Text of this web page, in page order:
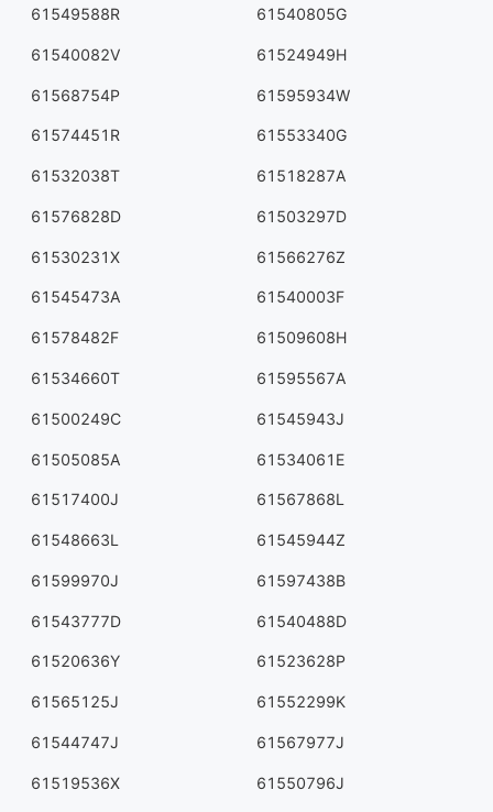
61549588R 61540805G
61540082V 61524949H
61568754P 61595934W
61574451R 61553340G
61532038T 61518287A
61576828D 61503297D
61530231X 61566276Z
61545473A 61540003F
61578482F 61509608H
61534660T 61595567A
61500249C 61545943J
61505085A 61534061E
61517400J 61567868L
61548663L 61545944Z
61599970J 61597438B
61543777D 61540488D
61520636Y 61523628P
61565125J 61552299K
61544747J 61567977J
61519536X 61550796J